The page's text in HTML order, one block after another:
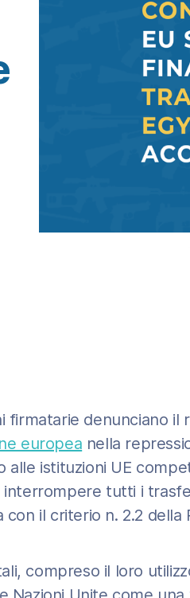
firmatarie denunciano il
europea nella
alle istituzioni UE
tutti i
il criterio n. 2.2 della
compreso il loro